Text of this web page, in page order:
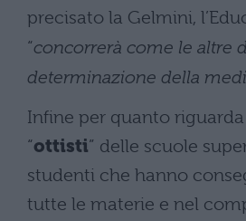
precisato la Gelmini,
“concorrerà come le altre
determinazione della
Infine per quanto
“ottisti” delle scuole
studenti che hanno
tutte le materie e nel